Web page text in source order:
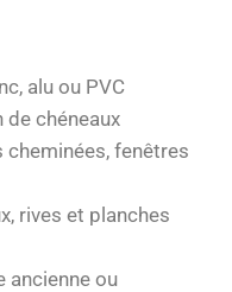
alu ou PVC
chéneaux
cheminées, fenêtres
rives et planches
ancienne ou